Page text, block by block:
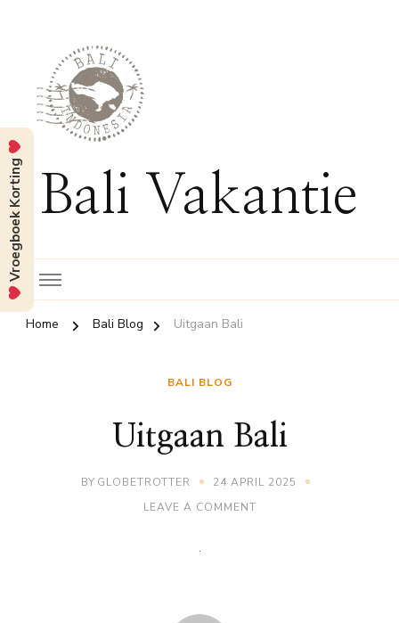
Bali Vakantie
Home Bali Blog Uitgaan Bali
BALI BLOG
Uitgaan Bali
BY GLOBETROTTER
24 APRIL 2025
LEAVE A COMMENTON
Vroegboek Korting